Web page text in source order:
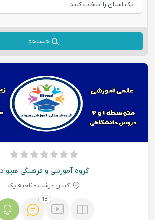
جستجو
گروه آموزشی و فرهنگی هیواد
گیلان - رشت - ناحیه یک
18